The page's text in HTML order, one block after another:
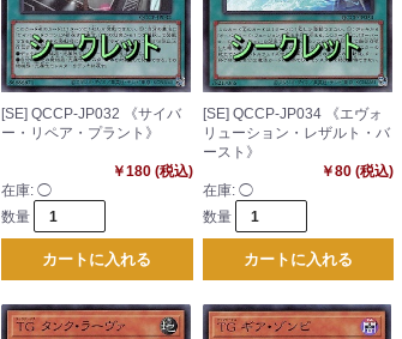
[SE] QCCP-JP032 《サイバ
ー・リペア・プラント》
￥180 (税込)
在庫: ◯
数量
カートに入れる
[SE] QCCP-JP034 《エヴォ
リューション・レザルト・バ
ースト》
￥80 (税込)
在庫: ◯
数量
カートに入れる